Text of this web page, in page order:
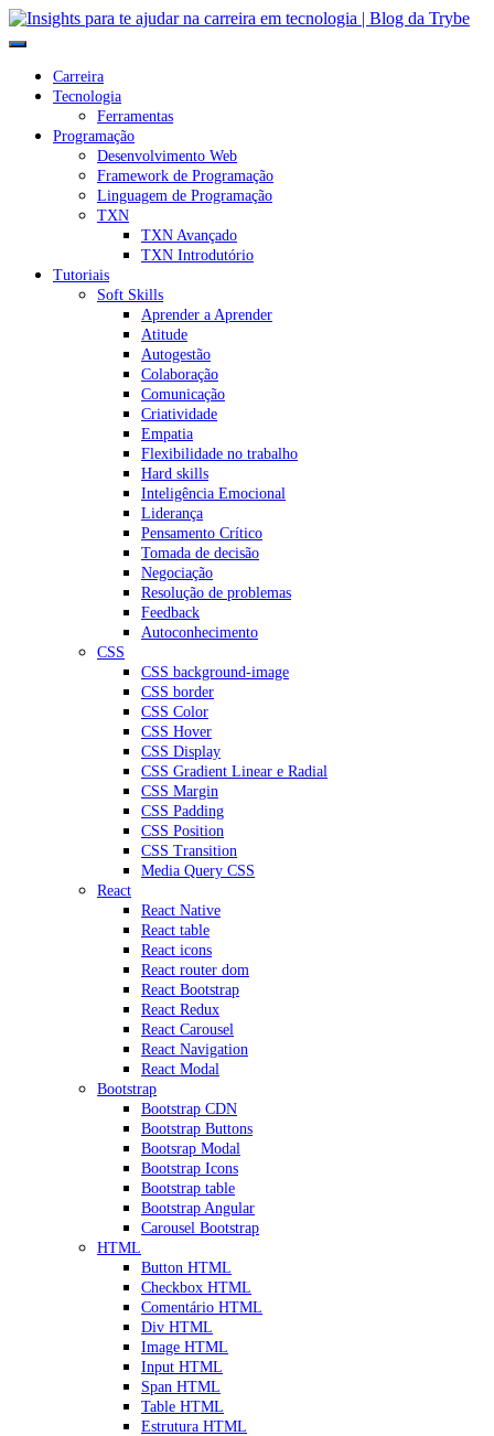
Carreira
Tecnologia
Ferramentas
Programação
Desenvolvimento Web
Framework de Programação
Linguagem de Programação
TXN
TXN Avançado
TXN Introdutório
Tutoriais
Soft Skills
Aprender a Aprender
Atitude
Autogestão
Colaboração
Comunicação
Criatividade
Empatia
Flexibilidade no trabalho
Hard skills
Inteligência Emocional
Liderança
Pensamento Crítico
Tomada de decisão
Negociação
Resolução de problemas
Feedback
Autoconhecimento
CSS
CSS background-image
CSS border
CSS Color
CSS Hover
CSS Display
CSS Gradient Linear e Radial
CSS Margin
CSS Padding
CSS Position
CSS Transition
Media Query CSS
React
React Native
React table
React icons
React router dom
React Bootstrap
React Redux
React Carousel
React Navigation
React Modal
Bootstrap
Bootstrap CDN
Bootstrap Buttons
Bootsrap Modal
Bootstrap Icons
Bootstrap table
Bootstrap Angular
Carousel Bootstrap
HTML
Button HTML
Checkbox HTML
Comentário HTML
Div HTML
Image HTML
Input HTML
Span HTML
Table HTML
Estrutura HTML